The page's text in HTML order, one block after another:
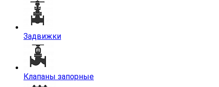
Задвижки
Клапаны запорные